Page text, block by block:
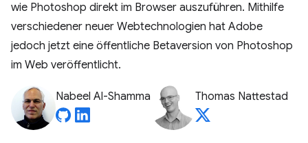
wie Photoshop direkt im Browser auszuführen. Mithilfe
verschiedener neuer Webtechnologien hat Adobe
jedoch jetzt eine öffentliche Betaversion von Photoshop
im Web veröffentlicht.
Nabeel Al-Shamma Thomas Nattestad